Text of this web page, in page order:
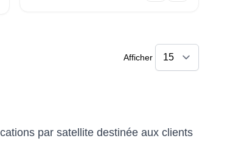
Afficher
par satellite destinée aux clients